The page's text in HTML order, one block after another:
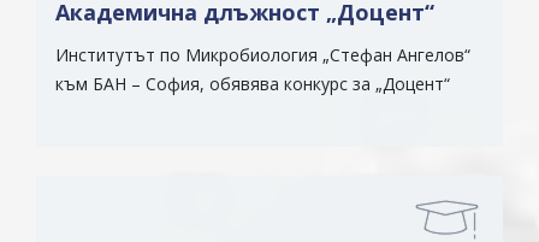
Академична длъжност „Доцент“
Институтът по Микробиология „Стефан Ангелов“
към БАН – София, обявява конкурс за „Доцент“